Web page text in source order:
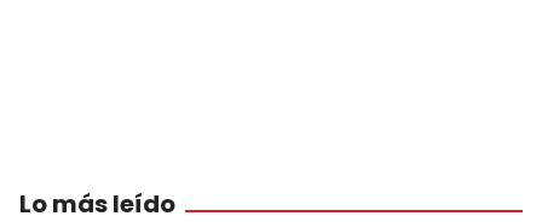
Lo más leído